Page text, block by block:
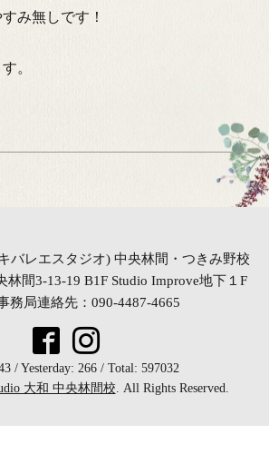
み無しです！
。
バレエスタジオ) 中央林間・つきみ野校
林間3-13-19 B1F Studio Improve地下１F
務局連絡先：090-4487-4665
/ Yesterday: 266 / Total: 597032
大和 中央林間校. All Rights Reserved.